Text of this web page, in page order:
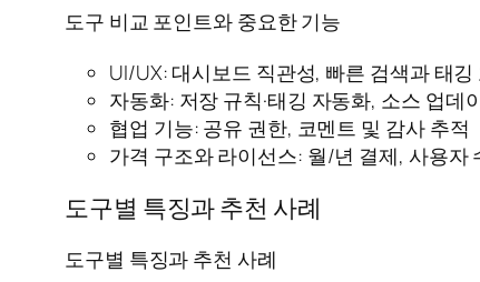
도구 비교 포인트와 중요한 기능
UI/UX: 대시보드 직관성, 빠른 검색과 태깅
자동화: 저장 규칙·태깅 자동화, 소스 업데
협업 기능: 공유 권한, 코멘트 및 감사 추적
가격 구조와 라이선스: 월/년 결제, 사용자
도구별 특징과 추천 사례
도구별 특징과 추천 사례